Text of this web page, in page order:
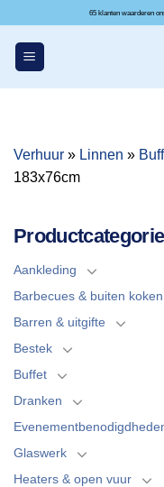
inhoud
65
Verhuur » Linnen »
183x76cm
Aankleding
Barbecues & buiten koken
Barren & uitgifte
Bestek
Buffet
Dranken
Glaswerk
Heaters & open vuur